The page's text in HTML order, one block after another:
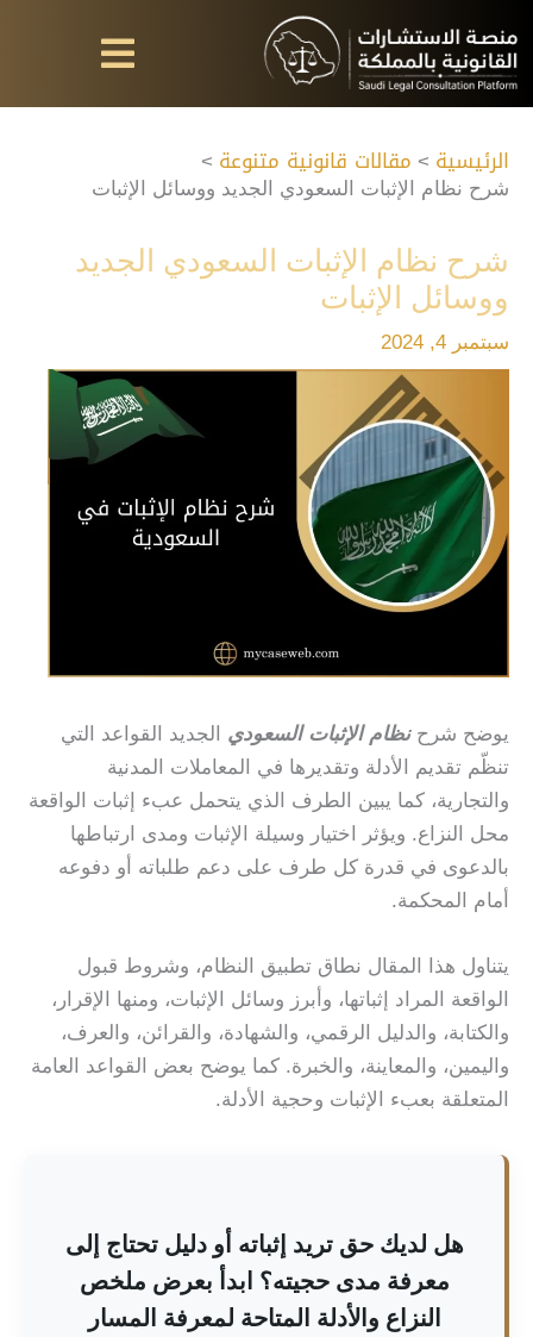
إلى
المحتوى
الرئيسية مقالات قانونية متنوعة
شرح نظام الإثبات السعودي الجديد ووسائل الإثبات
شرح نظام الإثبات السعودي الجديد
ووسائل الإثبات
سبتمبر 4, 2024
يوضح شرحنظام الإثبات السعودي الجديد القواعد التي
تنظّم تقديم الأدلة وتقديرها في المعاملات المدنية
والتجارية، كما يبين الطرف الذي يتحمل عبء إثبات الواقعة
محل النزاع. ويؤثر اختيار وسيلة الإثبات ومدى ارتباطها
بالدعوى في قدرة كل طرف على دعم طلباته أو دفوعه
أمام المحكمة.
يتناول هذا المقال نطاق تطبيق النظام، وشروط قبول
الواقعة المراد إثباتها، وأبرز وسائل الإثبات، ومنها الإقرار،
والكتابة، والدليل الرقمي، والشهادة، والقرائن، والعرف،
واليمين، والمعاينة، والخبرة. كما يوضح بعض القواعد العامة
المتعلقة بعبء الإثبات وحجية الأدلة.
هل لديك حق تريد إثباته أو دليل تحتاج إلى
معرفة مدى حجيته؟ ابدأ بعرض ملخص
النزاع والأدلة المتاحة لمعرفة المسار